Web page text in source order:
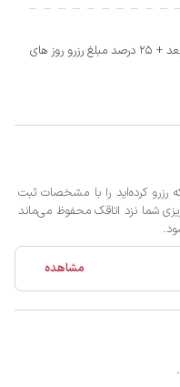
100 درصد مبلغ رزرو همان روز و سه روز بعد + 25 درصد مبلغ رزرو روز های
رزرو کرده‌اید را با مشخصات ثبت
شما نزد اتاقک محفوظ می‌ماند
مشاهده